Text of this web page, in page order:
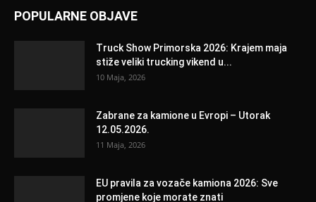
POPULARNE OBJAVE
Truck Show Primorska 2026: Krajem maja
stiže veliki trucking vikend u...
10 Maja, 2026
Zabrane za kamione u Evropi – Utorak
12.05.2026.
11 Maja, 2026
EU pravila za vozače kamiona 2026: Sve
promjene koje morate znati